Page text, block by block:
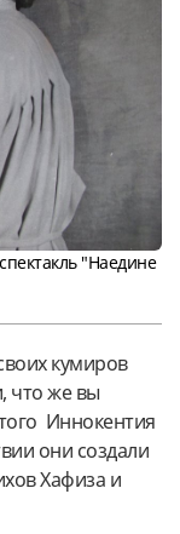
"Наедине
кумиров
что же вы
Иннокентия
они создали
Хафиза и